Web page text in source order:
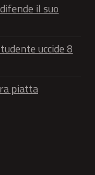
il suo
uccide 8
piatta